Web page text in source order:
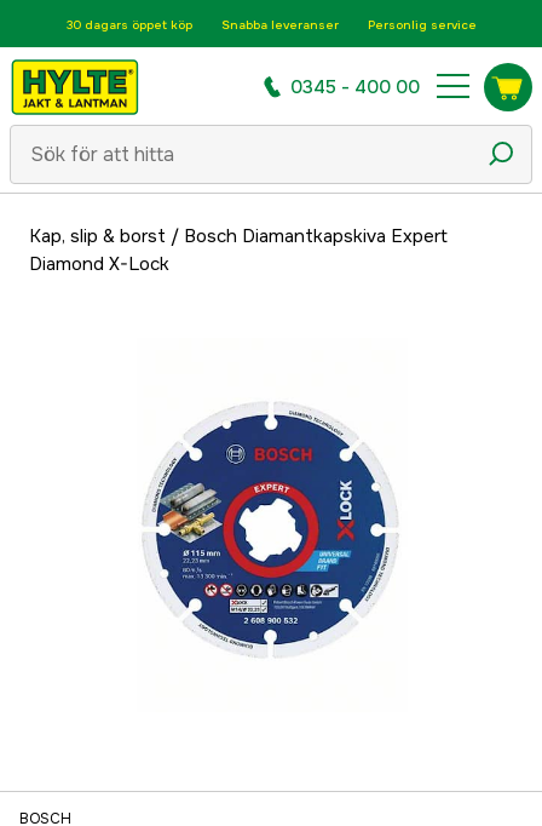
30 dagars öppet köp Snabba leveranser Personlig service
0345 - 400 00
Kap, slip & borst / Bosch Diamantkapskiva Expert
Diamond X-Lock
BOSCH